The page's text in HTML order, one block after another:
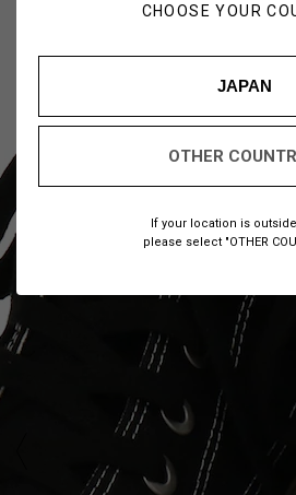
CHOOSE YOUR
JAPAN
OTHER
If your location is outside
please select "OTHER